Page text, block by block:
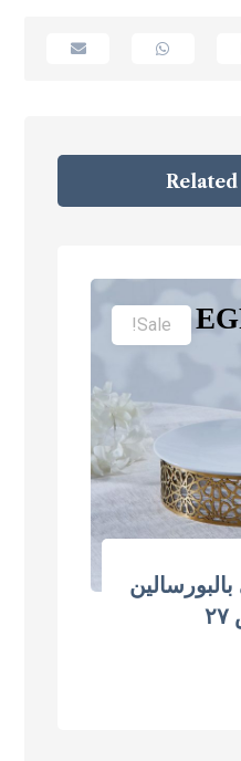
٢,٩٠٠ Sale!